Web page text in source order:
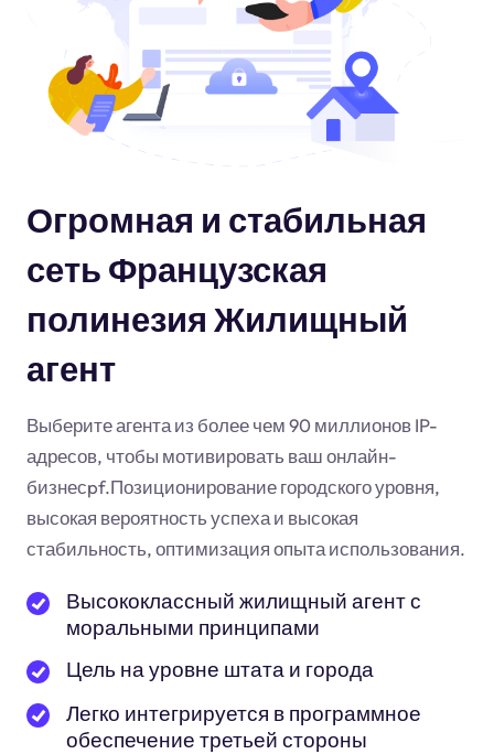
Огромная и стабильная
сеть Французская
полинезия Жилищный
агент
Выберите агента из более чем 90 миллионов IP-
адресов, чтобы мотивировать ваш онлайн-
бизнесpf.Позиционирование городского уровня,
высокая вероятность успеха и высокая
стабильность, оптимизация опыта использования.
Высококлассный жилищный агент с
моральными принципами
Цель на уровне штата и города
Легко интегрируется в программное
обеспечение третьей стороны